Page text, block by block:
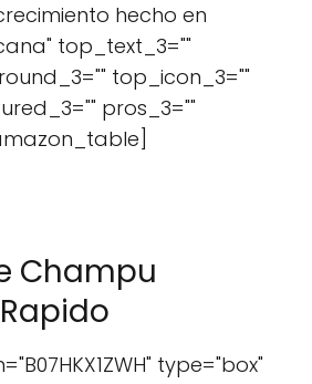
hecho en
top_text_3=""
top_icon_3=""
pros_3=""
Champu
type="box"